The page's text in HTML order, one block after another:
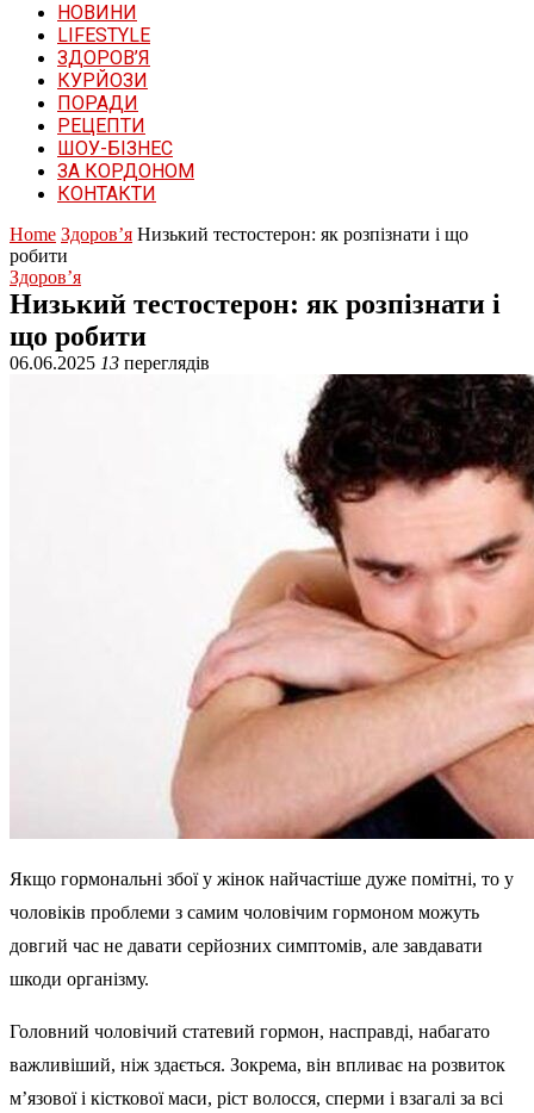
НОВИНИ
LIFESTYLE
ЗДОРОВ’Я
КУРЙОЗИ
ПОРАДИ
РЕЦЕПТИ
ШОУ-БІЗНЕС
ЗА КОРДОНОМ
КОНТАКТИ
Home Здоров’я Низький тестостерон: як розпізнати і що
робити
Здоров’я
Низький тестостерон: як розпізнати і
що робити
06.06.2025 13 переглядів
Якщо гормональні збої у жінок найчастіше дуже помітні, то у
чоловіків проблеми з самим чоловічим гормоном можуть
довгий час не давати серйозних симптомів, але завдавати
шкоди організму.
Головний чоловічий статевий гормон, насправді, набагато
важливіший, ніж здається. Зокрема, він впливає на розвиток
м’язової і кісткової маси, ріст волосся, сперми і взагалі за всі